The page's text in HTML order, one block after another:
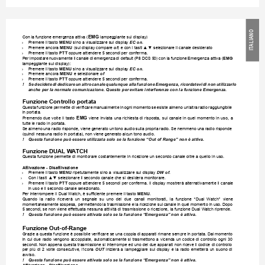
Con la funzione emergenza attiva (EMG lampeggiante sul display)
Premere il tasto
› MENU sino a visualizzare sul display EC on.
Premere ancora
› MENU (sul display compare of) e con i tasti ▲▼ selezionare il canale desiderato ITAL
IA
N
O
Premere il tasto
› PTT oppure attendere 5 secondi per conferma.
Per impostare nuovamente il canale di emergenza di default (P8 DCS 50) con la funzione Emergenza attiva (EMG
lampeggiante sul display):
Premere il tasto
› MENU sino a visualizzare sul display EC on.
Premere ancora
› MENU e selezionare of
Premere il tasto
› PTT oppure attendere 5 secondi per conferma.
!
Se decidete di dedicare un altro canale qualunque alla funzione Emergenza, ricordatevi di non utilizzarlo
anche per la normale comunicazione. Questo per evitare interferenze con la funzione Emergenza.
Funzione Controllo portata
Questa funzione permette di vericare manualmente in ogni momento se esiste almeno un’altra radio raggiungibile
in portata.
Premendo due volte il tasto EMG viene inviata una richiesta di risposta, sul canale in quel momento in uso, a
tutte le radio in portata.
Se almeno una radio risponde, viene generato un tono audio sulla propria radio. Se nemmeno una radio risponde
(quindi nessuna radio in portata), non viene generato alcun tono audio.
! Questa funzione può essere utilizzata solo se la funzione “Out of Range” non è attiva.
Funzione DUAL WATCH
Questa funzione permette di monitorare costantemente in ricezione un secondo canale oltre a quello in uso.
Attivazione - Disattivazione
Premere il tasto
› MENU ripetutamente sino a visualizzare sul display DW of.
Con i tasti ▲▼ selezionare il secondo canale che si desidera monitorare.
›
Premere il tasto
› PTT oppure attendere 5 secondi per conferma. Il display mostrerà alternativamente il canale
in uso e il secondo canale selezionato.
Per interrompere il Dual Watch, è sufciente premere il tasto MENU
Quando la radio riceverà un segnale su uno dei due canali monitorati, la funzione “Dual Watch”
viene
momentaneamente sospesa, permettendo la trasmissione e la ricezione sul canale in quel momento in uso. Dopo
5 secondi, se non viene effettuata nessuna attività di trasmissione o ricezione, la funzione Dual Watch riprende.
! Questa funzione può essere attivata solo se la funzione “Emergenza” non è attiva.
Funzione Out-of-Range
Grazie a questa funzione è possibile vericare se una coppia di apparati rimane sempre in portata. Dal momento
in cui due radio vengono accoppiate, automaticamente si trasmettono a vicenda un codice di controllo ogni 30
secondi. Non appena questa trasmissione si interrompe ed uno dei due apparati non riceve il codice di controllo
per più di 2 volte consecutive, l’icona OUT inizierà a lampeggiare sul display e la radio emetterà un suono di
avviso.
!
Questa funzione può essere attivata solo se la funzione “Emergenza” non è attiva.